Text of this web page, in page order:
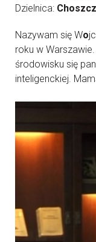
Dzielnica:
Nazywam się Wo
roku w
środowisku się
inteligenckiej.